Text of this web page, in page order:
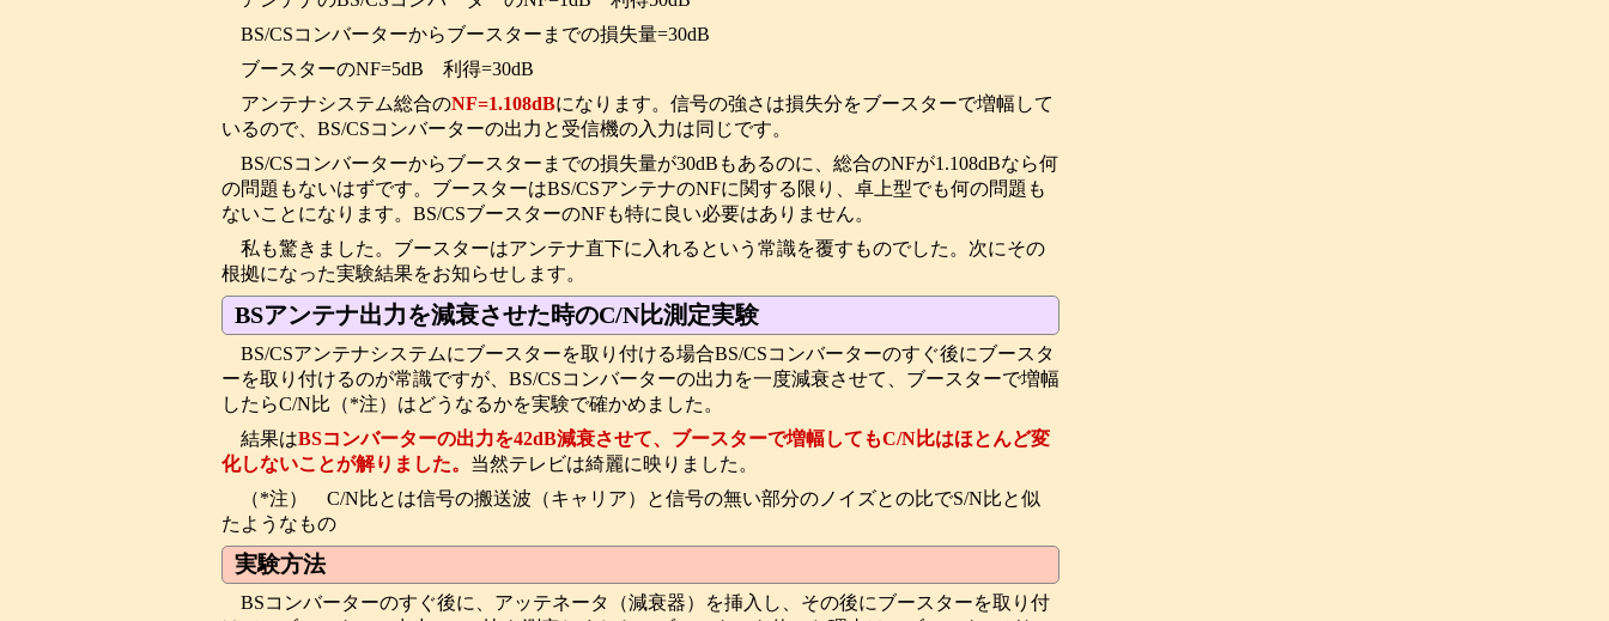
BS/CSコンバーターからブースターまでの損失量=30dB
ブースターのNF=5dB 利得=30dB
アンテナシステム総合のNF=1.108dBになります。信号の強さは損失分をブースターで増幅して
いるので、BS/CSコンバーターの出力と受信機の入力は同じです。
BS/CSコンバーターからブースターまでの損失量が30dBもあるのに、総合のNFが1.108dBなら何
の問題もないはずです。ブースターはBS/CSアンテナのNFに関する限り、卓上型でも何の問題も
ないことになります。BS/CSブースターのNFも特に良い必要はありません。
私も驚きました。ブースターはアンテナ直下に入れるという常識を覆すものでした。次にその
根拠になった実験結果をお知らせします。
BSアンテナ出力を減衰させた時のC/N比測定実験
BS/CSアンテナシステムにブースターを取り付ける場合BS/CSコンバーターのすぐ後にブースタ
ーを取り付けるのが常識ですが、BS/CSコンバーターの出力を一度減衰させて、ブースターで増幅
したらC/N比（*注）はどうなるかを実験で確かめました。
結果はBSコンバーターの出力を42dB減衰させて、ブースターで増幅してもC/N比はほとんど変
化しないことが解りました。 当然テレビは綺麗に映りました。
（*注） C/N比とは信号の搬送波（キャリア）と信号の無い部分のノイズとの比でS/N比と似
たようなもの
実験方法
BSコンバーターのすぐ後に、アッテネータ（減衰器）を挿入し、その後にブースターを取り付